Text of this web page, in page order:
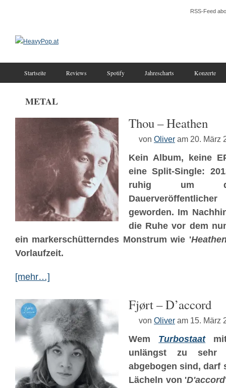
RSS-Feed
Startseite Reviews Spotify Jahrescharts Konzerte
METAL
Thou – Heathen
von Oliver am 20. März
Kein Album, keine
eine Split-Single:
ruhig um
geworden. Im
die Ruhe vor dem
ein markerschütterndes Monstrum wie '
Vorlaufzeit.
[mehr…]
Fjørt – D’accord
von Oliver am 15. März
Wem Turbostaat
unlängst zu sehr
abgebogen sind, darf
Lächeln von 'D'accord